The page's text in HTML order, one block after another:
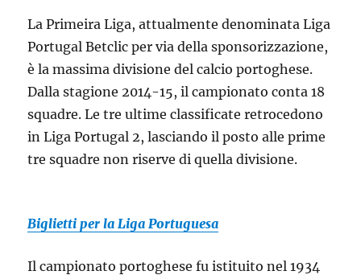
La Primeira Liga, attualmente denominata Liga
Portugal Betclic per via della sponsorizzazione,
è la massima divisione del calcio portoghese.
Dalla stagione 2014-15, il campionato conta 18
squadre. Le tre ultime classificate retrocedono
in Liga Portugal 2, lasciando il posto alle prime
tre squadre non riserve di quella divisione.
Biglietti per la Liga Portuguesa
Il campionato portoghese fu istituito nel 1934